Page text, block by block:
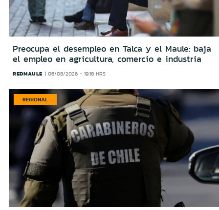
Preocupa el desempleo en Talca y el Maule: baja
el empleo en agricultura, comercio e industria
REDMAULE 06/08/2026 - 19:18 HRS
REGIONAL